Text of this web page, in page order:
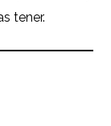
tener.